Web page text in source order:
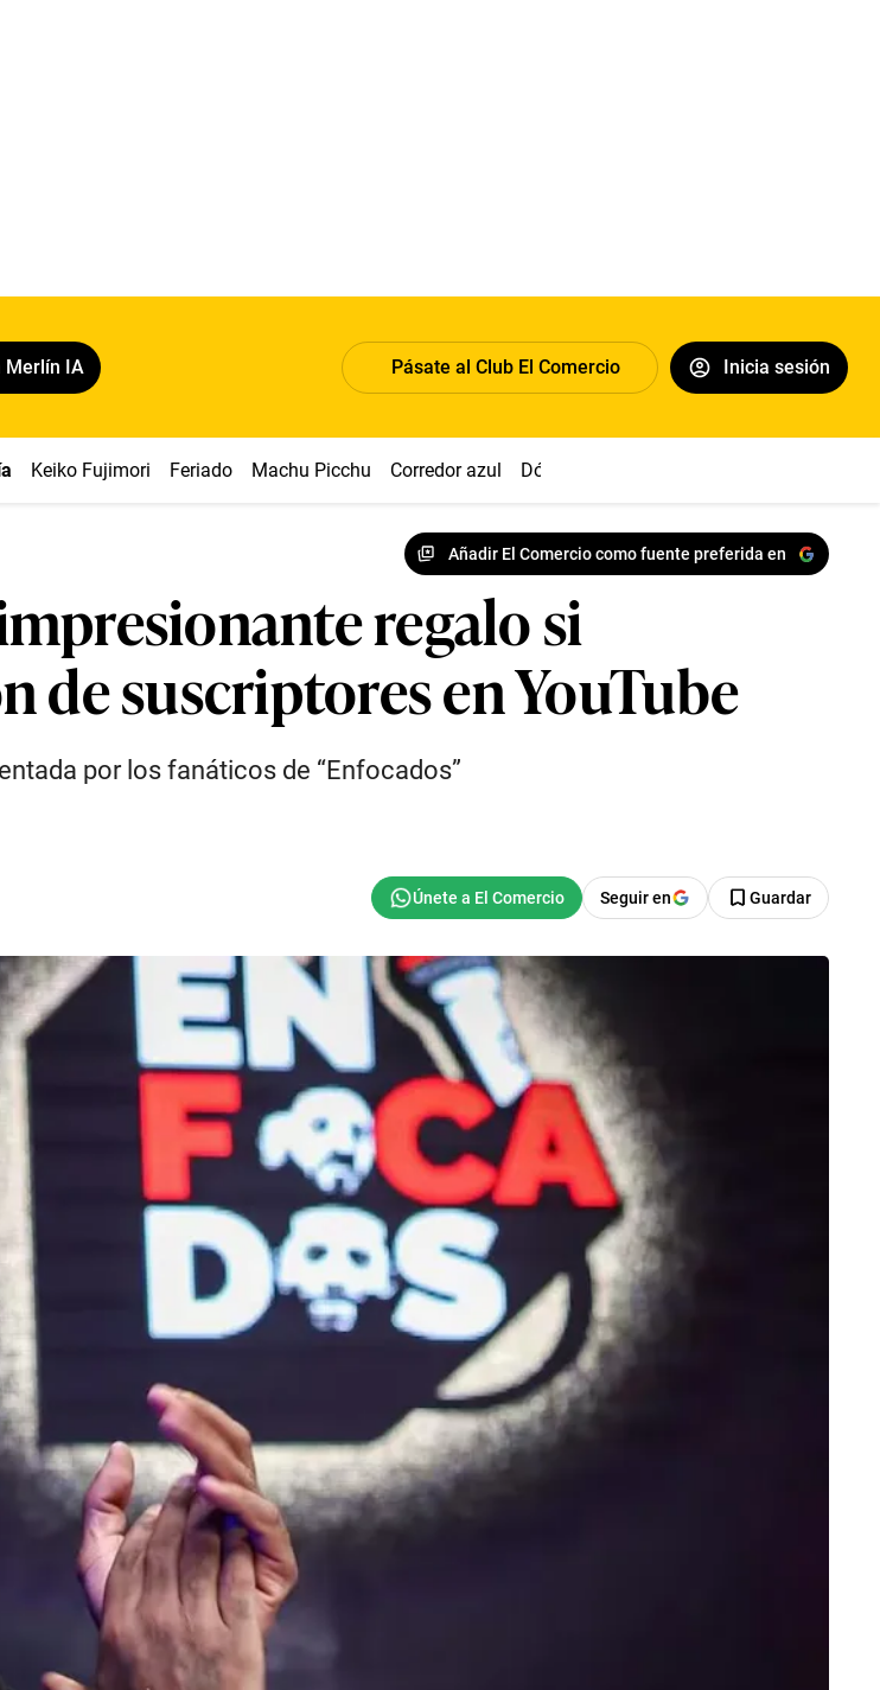
Merlín IA Pásate al Club El Comercio Inicia sesión
Keiko Fujimori Feriado Machu Picchu Corredor azul Dólar
Añadir El Comercio como fuente preferida en
regalo si
de suscriptores en YouTube
por los fanáticos de “Enfocados”
Seguir en Guardar